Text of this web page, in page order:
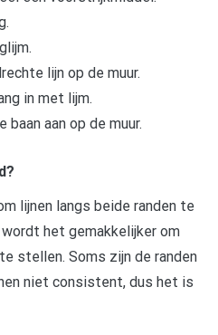
lijn op de muur.
in met lijm.
aan op de muur.
lijnen langs beide randen te
het gemakkelijker om
stellen. Soms zijn de randen
niet consistent, dus het is